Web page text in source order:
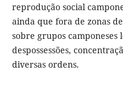
reprodução social
ainda que fora de zonas
sobre grupos camponeses
despossessões,
diversas ordens.